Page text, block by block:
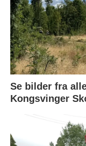
Se bilder fra
Kongsvinger